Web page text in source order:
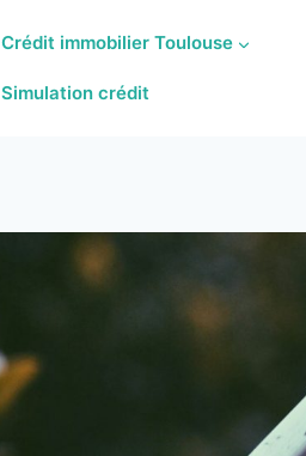
Crédit immobilier Toulouse
Simulation crédit